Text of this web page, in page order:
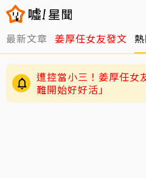
最新文章 姜厚任女友發文
遭控當小三！姜厚任女
難開始好好活」